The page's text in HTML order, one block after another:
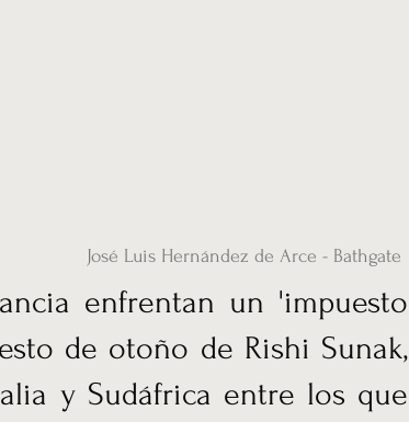
José Luis Hernández de Arce - Bathgate
enfrentan un 'impuesto
de otoño de Rishi Sunak,
y Sudáfrica entre los que